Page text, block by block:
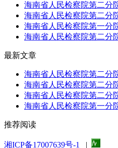
海南省人民检察院第二分
海南省人民检察院第二分
海南省人民检察院第一分
海南省人民检察院第二分
最新文章
海南省人民检察院第二分
海南省人民检察院第二分
海南省人民检察院第二分
海南省人民检察院第一分
推荐阅读
湘ICP备17007639号-1 |